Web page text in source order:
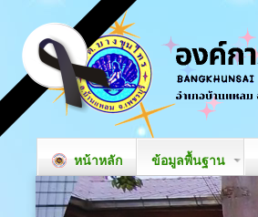
หน้าหลัก ข้อมูลพื้นฐาน